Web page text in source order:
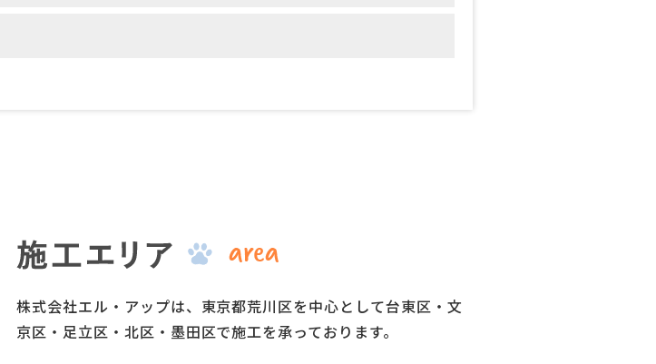
株式会社エル・アップは、東京都荒川区を中心として台東区・文
京区・足立区・北区・墨田区で施工を承っております。